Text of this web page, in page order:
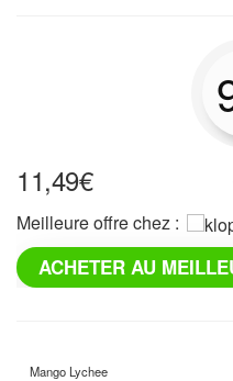
11,49€
Meilleure offre chez :
ACHETER AU
Mango Lychee